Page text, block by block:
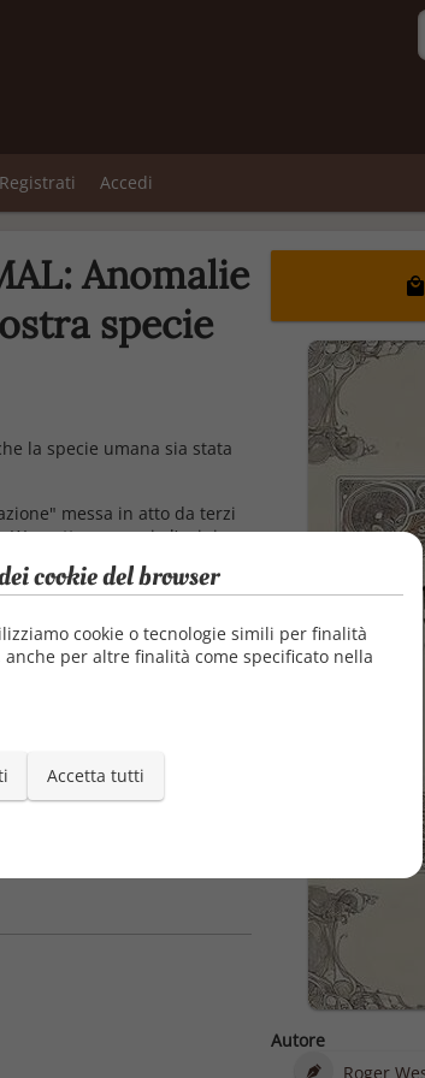
Registrati Accedi
Anomalie
specie
Autore
Roger
la specie umana sia stata
messa in atto da terzi
Wescott scosse, sia l’opinione
avanza la possibilità che
esterni:
antichi colonizzatori
la nostra evoluzione,
cookie del browser
cookie o tecnologie simili per finalità
per altre finalità come specificato nella
Accetta tutti